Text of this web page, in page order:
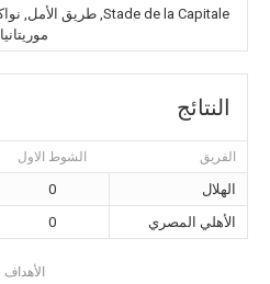
موريتانيا
النتائج
الفريق الشوط الاول
الهلال 0
الأهلي المصري
0
الأهداف